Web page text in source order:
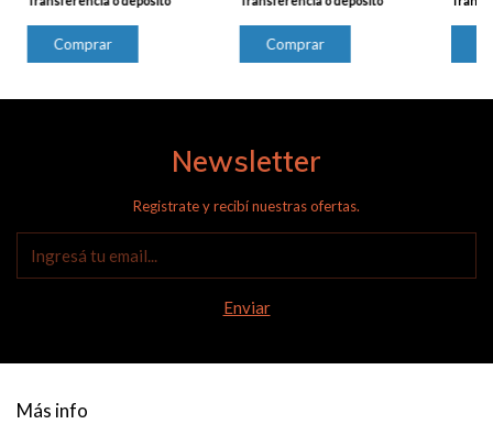
Newsletter
Registrate y recibí nuestras ofertas.
Más info